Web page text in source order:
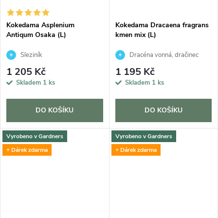
Kokedama Asplenium
Antiqum Osaka (L)
Sleziník
1 205 Kč
Skladem 1 ks
DO KOŠÍKU
Kokedama Dracaena fragrans
kmen mix (L)
Dracéna vonná, dračinec
1 195 Kč
Skladem 1 ks
DO KOŠÍKU
Vyrobeno v Gardners
+ Dárek zdarma
Vyrobeno v Gardners
+ Dárek zdarma